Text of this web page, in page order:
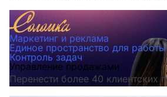
Маркетинг и реклама
Единое пространство для работы
Контроль задач
Управление продажами
Перенести более 40 клиентских